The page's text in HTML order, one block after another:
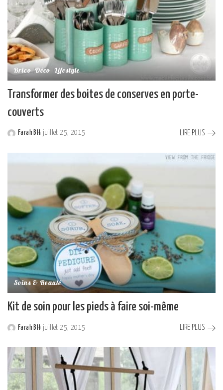
Brico Déco Lifestyle
Transformer des boites de conserves en porte-
couverts
Posted
Farah BH juillet 25, 2015 LIRE PLUS
Soins & Beauté
Kit de soin pour les pieds à faire soi-même
Posted
Farah BH juillet 25, 2015 LIRE PLUS